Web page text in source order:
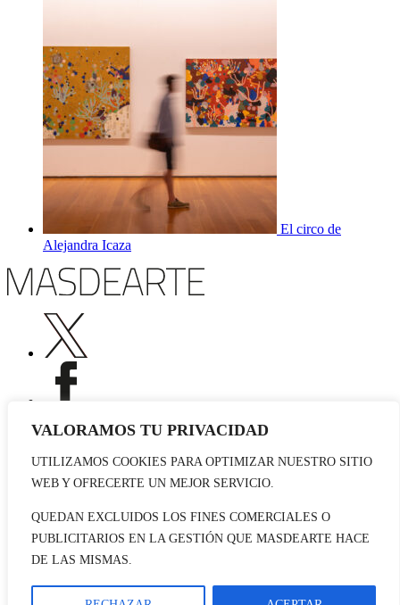
VALORAMOS TU PRIVACIDAD
UTILIZAMOS COOKIES PARA OPTIMIZAR NUESTRO SITIO
WEB Y OFRECERTE UN MEJOR SERVICIO.
QUEDAN EXCLUIDOS LOS FINES COMERCIALES O
PUBLICITARIOS EN LA GESTIÓN QUE MASDEARTE HACE
DE LAS MISMAS.
El circo de
Alejandra Icaza
Publicidad
Contacto
© 2026 masdearte. Información de exposiciones, museos y artistas
Política de cookies